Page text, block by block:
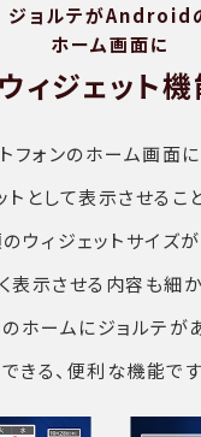
ジョルテがAndroid
ホーム画面に
ウィジェット
ォンのホーム画面に
として表示させるこ
ウィジェットサイズが
表示させる内容も細
のホームにジョルテが
きる、便利な機能です